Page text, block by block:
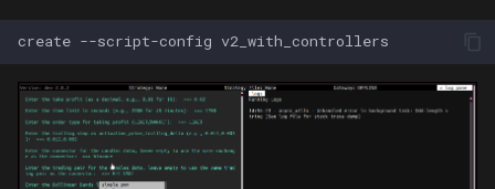
create --script-config